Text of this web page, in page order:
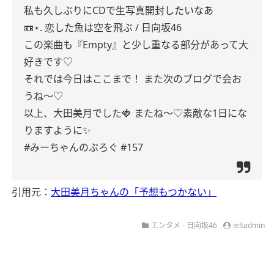
私も久しぶりにCDで生写真開封したいなあ
📼⋆. 恋した魚は空を飛ぶ / 日向坂46
この楽曲も『Empty』と少し重なる部分があって大
好きです♡
それでは今日はここまで！
また次のブログで会お
うね〜♡
以上、大田美月でした🍓 またね〜♡素敵な1日にな
りますように✨️
#みーちゃんのぶろぐ #157
引用元： 大田美月ちゃんの「予想もつかない」
エンタメ - 日向坂46 ieltadmin